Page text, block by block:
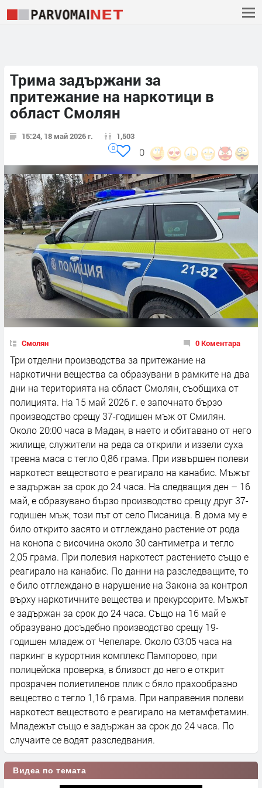
Трима задържани за
притежание на наркотици в
област Смолян
15:24, 18 май 2026 г. 1,503
0
0
Смолян 0 Коментара
Три отделни производства за притежание на
наркотични вещества са образувани в рамките на два
дни на територията на област Смолян, съобщиха от
полицията. На 15 май 2026 г. е започнато бързо
производство срещу 37-годишен мъж от Смилян.
Около 20:00 часа в Мадан, в наето и обитавано от него
жилище, служители на реда са открили и иззели суха
тревна маса с тегло 0,86 грама. При извършен полеви
наркотест веществото е реагирало на канабис. Мъжът
е задържан за срок до 24 часа. На следващия ден – 16
май, е образувано бързо производство срещу друг 37-
годишен мъж, този път от село Писаница. В дома му е
било открито засято и отглеждано растение от рода
на конопа с височина около 30 сантиметра и тегло
2,05 грама. При полевия наркотест растението също е
реагирало на канабис. По данни на разследващите, то
е било отглеждано в нарушение на Закона за контрол
върху наркотичните вещества и прекурсорите. Мъжът
е задържан за срок до 24 часа. Също на 16 май е
образувано досъдебно производство срещу 19-
годишен младеж от Чепеларе. Около 03:05 часа на
паркинг в курортния комплекс Пампорово, при
полицейска проверка, в близост до него е открит
прозрачен полиетиленов плик с бяло прахообразно
вещество с тегло 1,16 грама. При направения полеви
наркотест веществото е реагирало на метамфетамин.
Младежът също е задържан за срок до 24 часа. По
случаите се водят разследвания.
Видеа по темата